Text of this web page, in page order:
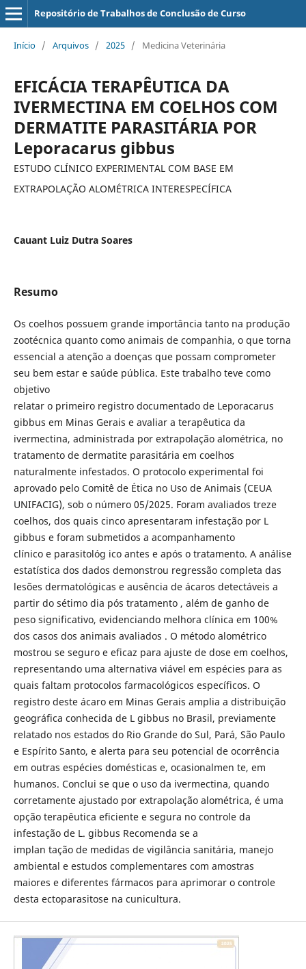
Repositório de Trabalhos de Conclusão de Curso
Início / Arquivos / 2025 / Medicina Veterinária
EFICÁCIA TERAPÊUTICA DA
IVERMECTINA EM COELHOS COM
DERMATITE PARASITÁRIA POR
Leporacarus gibbus
ESTUDO CLÍNICO EXPERIMENTAL COM BASE EM
EXTRAPOLAÇÃO ALOMÉTRICA INTERESPECÍFICA
Cauant Luiz Dutra Soares
Resumo
Os coelhos possuem grande importância tanto na produção
zootécnica quanto como animais de companhia, o que torna
essencial a atenção a doenças que possam comprometer
seu bem estar e saúde pública. Este trabalho teve como
objetivo
relatar o primeiro registro documentado de Leporacarus
gibbus em Minas Gerais e avaliar a terapêutica da
ivermectina, administrada por extrapolação alométrica, no
tratamento de dermatite parasitária em coelhos
naturalmente infestados. O protocolo experimental foi
aprovado pelo Comitê de Ética no Uso de Animais (CEUA
UNIFACIG), sob o número 05/2025. Foram avaliados treze
coelhos, dos quais cinco apresentaram infestação por L
gibbus e foram submetidos a acompanhamento
clínico e parasitológ ico antes e após o tratamento. A análise
estatística dos dados demonstrou regressão completa das
lesões dermatológicas e ausência de ácaros detectáveis a
partir do sétimo dia pós tratamento , além de ganho de
peso significativo, evidenciando melhora clínica em 100%
dos casos dos animais avaliados . O método alométrico
mostrou se seguro e eficaz para ajuste de dose em coelhos,
representando uma alternativa viável em espécies para as
quais faltam protocolos farmacológicos específicos. O
registro deste ácaro em Minas Gerais amplia a distribuição
geográfica conhecida de L gibbus no Brasil, previamente
relatado nos estados do Rio Grande do Sul, Pará, São Paulo
e Espírito Santo, e alerta para seu potencial de ocorrência
em outras espécies domésticas e, ocasionalmen te, em
humanos. Conclui se que o uso da ivermectina, quando
corretamente ajustado por extrapolação alométrica, é uma
opção terapêutica eficiente e segura no controle da
infestação de L. gibbus Recomenda se a
implan tação de medidas de vigilância sanitária, manejo
ambiental e estudos complementares com amostras
maiores e diferentes fármacos para aprimorar o controle
desta ectoparasitose na cunicultura.